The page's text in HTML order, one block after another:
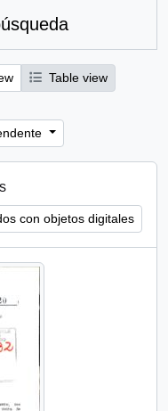
Table view
con objetos digitales